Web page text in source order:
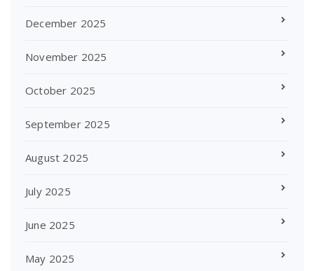
December 2025
November 2025
October 2025
September 2025
August 2025
July 2025
June 2025
May 2025